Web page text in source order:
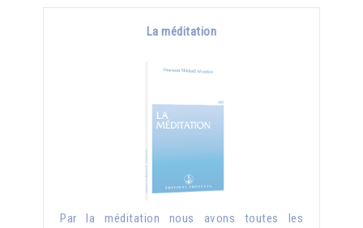
La méditation
Par la méditation nous avons toutes les